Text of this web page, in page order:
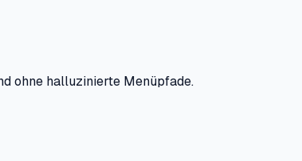
ohne halluzinierte Menüpfade.